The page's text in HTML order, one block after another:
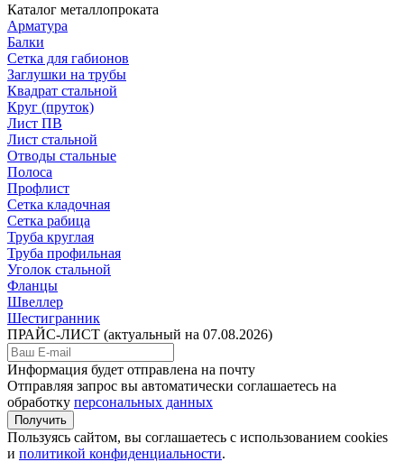
Каталог металлопроката
Арматура
Балки
Сетка для габионов
Заглушки на трубы
Квадрат стальной
Круг (пруток)
Лист ПВ
Лист стальной
Отводы стальные
Полоса
Профлист
Сетка кладочная
Сетка рабица
Труба круглая
Труба профильная
Уголок стальной
Фланцы
Швеллер
Шестигранник
ПРАЙС-ЛИСТ (актуальный на 07.08.2026)
Информация будет отправлена на почту
Отправляя запрос вы автоматически соглашаетесь на
обработку персональных данных
Получить
Пользуясь сайтом, вы соглашаетесь с использованием cookies
и политикой конфиденциальности.